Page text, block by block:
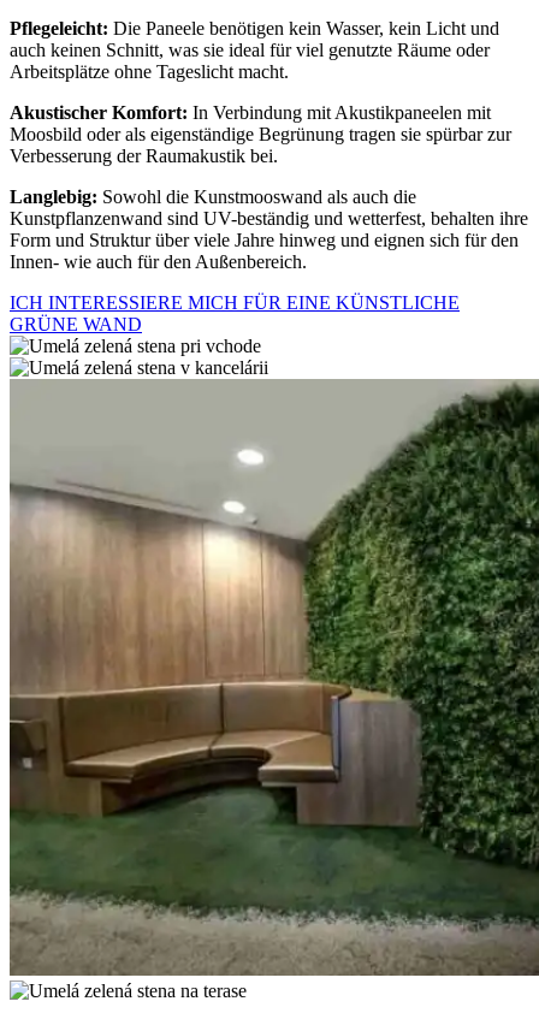
Pflegeleicht: Die Paneele benötigen kein Wasser, kein Licht und
auch keinen Schnitt, was sie ideal für viel genutzte Räume oder
Arbeitsplätze ohne Tageslicht macht.
Akustischer Komfort: In Verbindung mit Akustikpaneelen mit
Moosbild oder als eigenständige Begrünung tragen sie spürbar zur
Verbesserung der Raumakustik bei.
Langlebig: Sowohl die Kunstmooswand als auch die
Kunstpflanzenwand sind UV-beständig und wetterfest, behalten ihre
Form und Struktur über viele Jahre hinweg und eignen sich für den
Innen- wie auch für den Außenbereich.
ICH INTERESSIERE MICH FÜR EINE KÜNSTLICHE
GRÜNE WAND